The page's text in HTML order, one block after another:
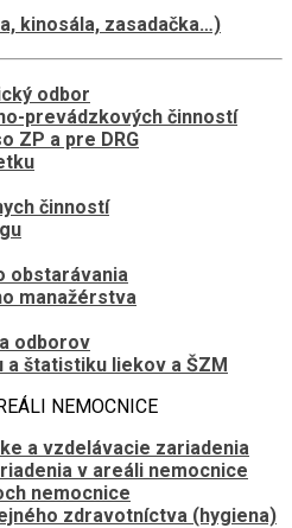
kinosála, zasadačka…)
odbor
prevádzkových činností
ZP a pre DRG
činností
obstarávania
manažérstva
odborov
štatistiku liekov a ŠZM
NEMOCNICE
a vzdelávacie zariadenia
v areáli nemocnice
nemocnice
zdravotníctva (hygiena)